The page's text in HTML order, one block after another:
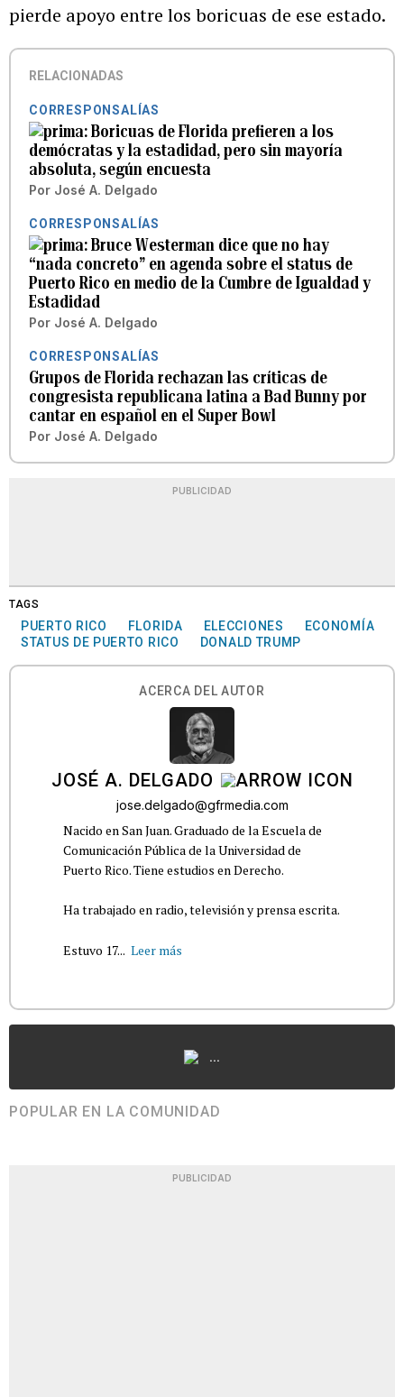
pierde apoyo entre los boricuas de ese estado.
RELACIONADAS
CORRESPONSALÍAS
Boricuas de Florida prefieren a los
demócratas y la estadidad, pero sin mayoría
absoluta, según encuesta
Por José A. Delgado
CORRESPONSALÍAS
Bruce Westerman dice que no hay
“nada concreto” en agenda sobre el status de
Puerto Rico en medio de la Cumbre de Igualdad y
Estadidad
Por José A. Delgado
CORRESPONSALÍAS
Grupos de Florida rechazan las críticas de
congresista republicana latina a Bad Bunny por
cantar en español en el Super Bowl
Por José A. Delgado
PUBLICIDAD
TAGS
PUERTO RICO FLORIDA ELECCIONES
ECONOMÍA
STATUS DE PUERTO RICO
DONALD TRUMP
ACERCA DEL AUTOR
JOSÉ A. DELGADO
jose.delgado@gfrmedia.com
Nacido en San Juan. Graduado de la Escuela de
Comunicación Pública de la Universidad de
Puerto Rico. Tiene estudios en Derecho.
Ha trabajado en radio, televisión y prensa escrita.
Estuvo 17... Leer más
...
POPULAR EN LA COMUNIDAD
PUBLICIDAD